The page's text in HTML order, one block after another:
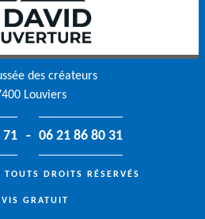
des créateurs
Louviers
71 - 06 21 86 80 31
DROITS RÉSERVÉS
GRATUIT